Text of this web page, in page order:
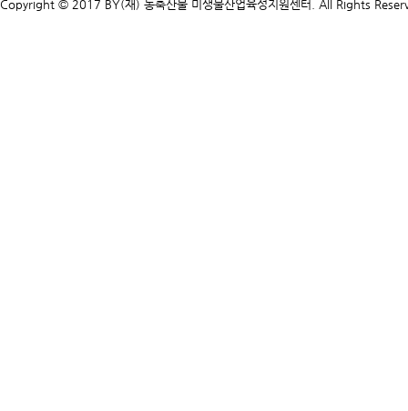
Copyright © 2017 BY(재) 농축산물 미생물산업육성지원센터. All Rights